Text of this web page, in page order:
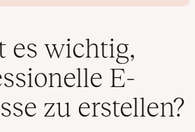
i
d
es wichtig,
E-
zu erstellen?